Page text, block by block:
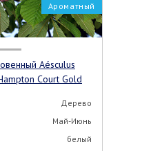
Ароматный
Court Gold
Дерево
Май-Июнь
белый